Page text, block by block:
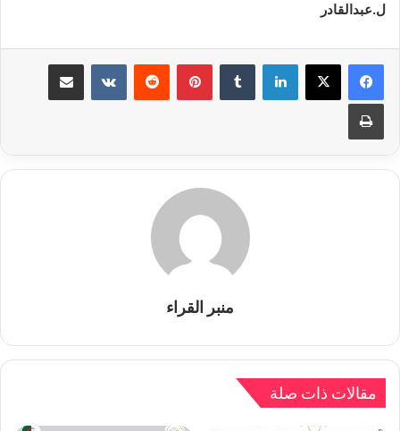
ل.عبدالقادر
لينكدإن بينتيريست
طباعة
منبر القراء
مقالات ذات صلة